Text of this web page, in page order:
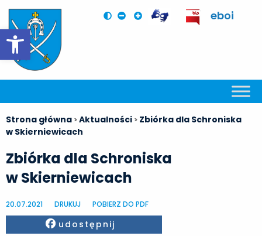
Otwórz pasek narzędzi
eboi
Strona główna >Aktualności > Zbiórka dla Schroniska
w Skierniewicach
Zbiórka dla Schroniska
w Skierniewicach
20.07.2021 DRUKUJ POBIERZ DO PDF
Facebook
udostępnij